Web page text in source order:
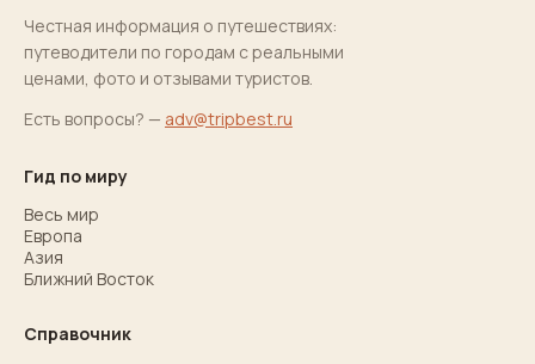
Честная информация о путешествиях:
путеводители по городам с реальными
ценами, фото и отзывами туристов.
Есть вопросы? — adv@tripbest.ru
Гид по миру
Весь мир
Европа
Азия
Ближний Восток
Справочник